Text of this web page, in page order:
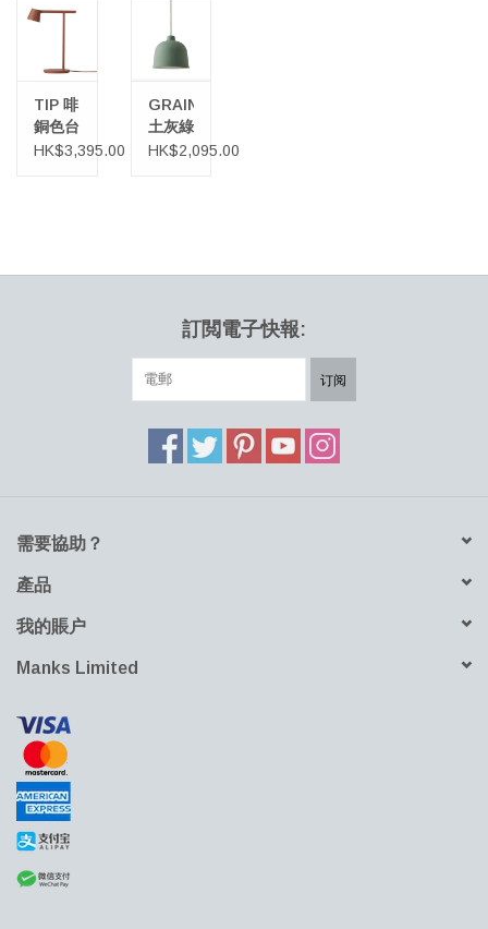
TIP 啡
銅色台
燈
HK$3,395.00
GRAIN
土灰綠
色吊灯
HK$2,095.00
訂閲電子快報:
订阅
需要協助？
產品
我的賬户
Manks Limited